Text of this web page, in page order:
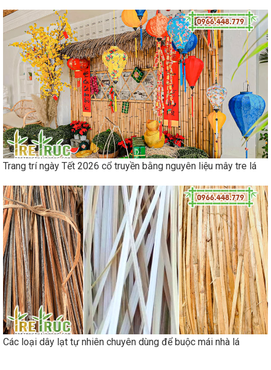
Trang trí ngày Tết 2026 cổ truyền bằng nguyên liệu mây tre lá
Các loại dây lạt tự nhiên chuyên dùng để buộc mái nhà lá